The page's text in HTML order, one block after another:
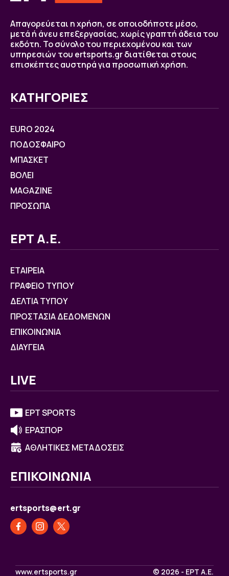
Απαγορεύεται η χρήση, σε οποιοδήποτε μέσο,
μετά ή άνευ επεξεργασίας, χωρίς γραπτή άδεια του
εκδότη. Το σύνολο του περιεχομένου και των
υπηρεσιών του ertsports.gr διατίθεται στους
επισκέπτες αυστηρά για προσωπική χρήση.
ΚΑΤΗΓΟΡΙΕΣ
EURO 2024
ΠΟΔΟΣΦΑΙΡΟ
ΜΠΑΣΚΕΤ
ΒOΛΕΙ
MAGAZINE
ΠΡΟΣΩΠΑ
ΕΡΤ Α.Ε.
ΕΤΑΙΡΕΙΑ
ΓΡΑΦΕΙΟ ΤΥΠΟΥ
ΔΕΛΤΙΑ ΤΥΠΟΥ
ΠΡΟΣΤΑΣΙΑ ΔΕΔΟΜΕΝΩΝ
ΕΠΙΚΟΙΝΩΝΙΑ
ΔΙΑΥΓΕΙΑ
LIVE
ΕΡΤ SPORTS
ΕΡΑΣΠΟΡ
ΑΘΛΗΤΙΚΕΣ ΜΕΤΑΔΟΣΕΙΣ
ΕΠΙΚΟΙΝΩΝΙΑ
ertsports@ert.gr
www.ertsports.gr © 2026 - ΕΡΤ Α.Ε.